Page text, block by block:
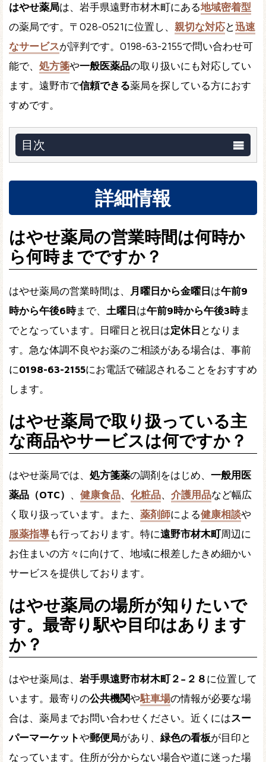
はやせ薬局は、岩手県遠野市材木町にある地域密着型
の薬局です。〒028-0521に位置し、 親切な対応と迅速
なサービスが評判です。0198-63-2155で問い合わせ可
能で、 処方箋や一般医薬品の取り扱いにも対応してい
ます。遠野市で信頼できる薬局を探している方におす
すめです。
目次
詳細情報
はやせ薬局の営業時間は何時か
ら何時までですか？
はやせ薬局の営業時間は、 月曜日から金曜日は午前9
時から午後6時まで、 土曜日は午前9時から午後3時ま
でとなっています。日曜日と祝日は定休日 となりま
す。急な体調不良やお薬のご相談がある場合は、事前
に0198-63-2155にお電話で確認されることをおすすめ
します。
はやせ薬局で取り扱っている主
な商品やサービスは何ですか？
はやせ薬局では、 処方箋薬の調剤をはじめ、 一般用医
薬品（OTC） 、 健康食品、 化粧品、 介護用品など幅広
く取り扱っています。また、 薬剤師による健康相談や
服薬指導も行っております。特に遠野市材木町周辺に
お住まいの方々に向けて、地域に根差したきめ細かい
サービスを提供しております。
はやせ薬局の場所が知りたいで
す。最寄り駅や目印はあります
か？
はやせ薬局は、 岩手県遠野市材木町２−２８ に位置して
います。最寄りの公共機関や駐車場の情報が必要な場
合は、薬局までお問い合わせください。近くにはスー
パーマーケットや郵便局があり、 緑色の看板が目印と
なっています。住所が分からない場合や道に迷った場